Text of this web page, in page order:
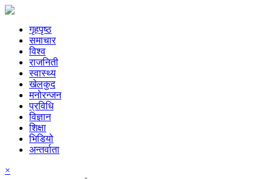
गृहपृष्ठ
समाचार
विश्व
राजनिती
स्वास्थ्य
खेलकुद
मनोरन्जन
प्रविधि
विज्ञान
शिक्षा
भिडियो
अन्तर्वाता
×